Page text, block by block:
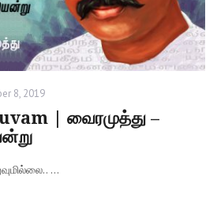
8, 2019
| வைரமுத்து –
...